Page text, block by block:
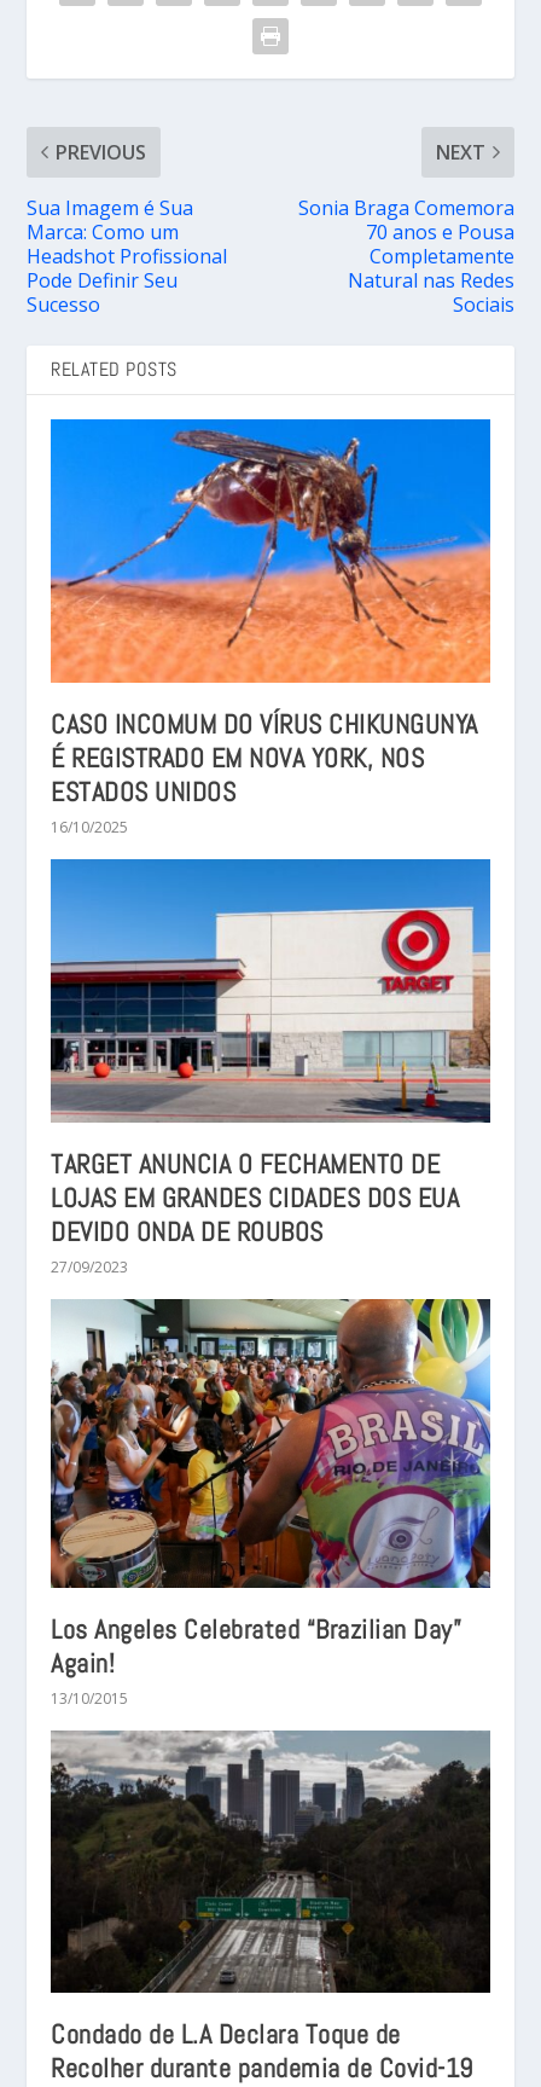
PREVIOUS
Sua Imagem é Sua
Marca: Como um
Headshot Profissional
Pode Definir Seu
Sucesso
NEXT
Sonia Braga Comemora
70 anos e Pousa
Completamente
Natural nas Redes
Sociais
RELATED POSTS
CASO INCOMUM DO VÍRUS CHIKUNGUNYA
É REGISTRADO EM NOVA YORK, NOS
ESTADOS UNIDOS
16/10/2025
TARGET ANUNCIA O FECHAMENTO DE
LOJAS EM GRANDES CIDADES DOS EUA
DEVIDO ONDA DE ROUBOS
27/09/2023
Los Angeles Celebrated “Brazilian Day”
Again!
13/10/2015
Condado de L.A Declara Toque de
Recolher durante pandemia de Covid-19